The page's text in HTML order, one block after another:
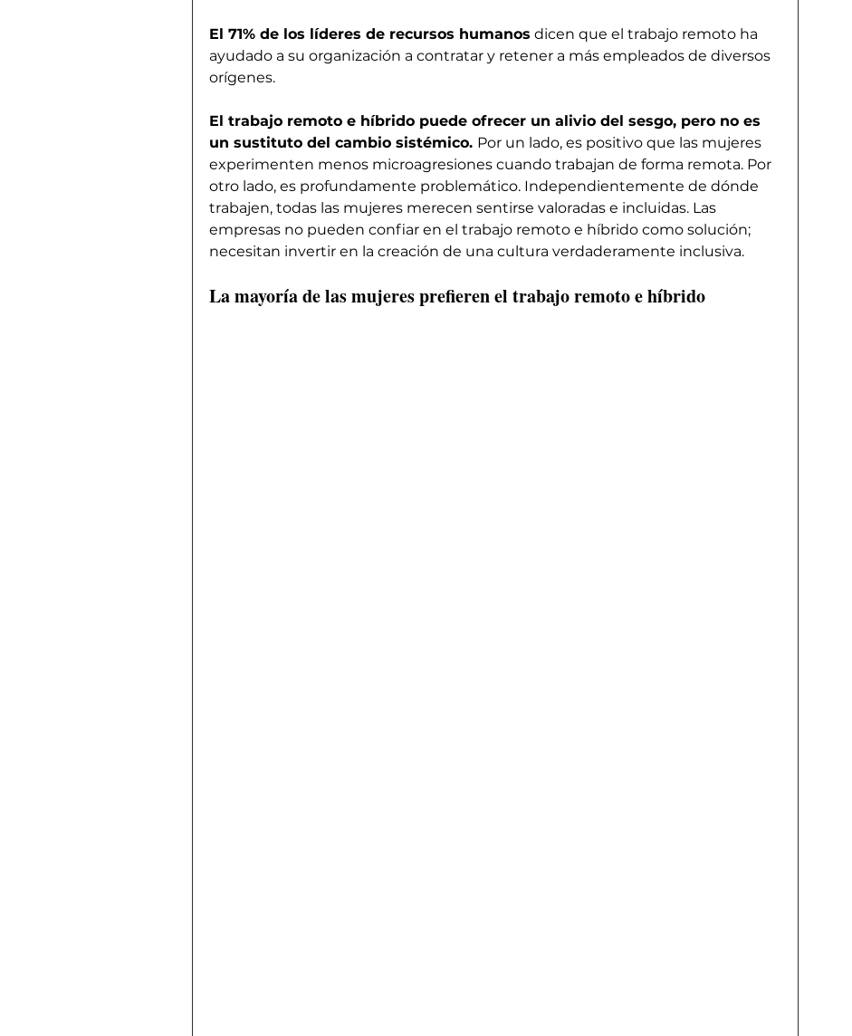
El 71% de los líderes de recursos humanos dicen que el trabajo remoto ha
ayudado a su organización a contratar y retener a más empleados de diversos
orígenes.
El trabajo remoto e híbrido puede ofrecer un alivio del sesgo, pero no es
un sustituto del cambio sistémico. Por un lado, es positivo que las mujeres
experimenten menos microagresiones cuando trabajan de forma remota. Por
otro lado, es profundamente problemático. Independientemente de dónde
trabajen, todas las mujeres merecen sentirse valoradas e incluidas. Las
empresas no pueden confiar en el trabajo remoto e híbrido como solución;
necesitan invertir en la creación de una cultura verdaderamente inclusiva.
La mayoría de las mujeres prefieren el trabajo remoto e híbrido